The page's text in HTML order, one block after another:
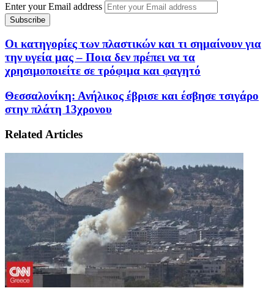
Enter your Email address
Οι κατηγορίες των πλαστικών και τι σημαίνουν για
την υγεία μας – Ποια δεν πρέπει να τα
χρησιμοποιείτε σε τρόφιμα και φαγητό
Θεσσαλονίκη: Ανήλικος έβρισε και έσβησε τσιγάρο
στην πλάτη 13χρονου
Related Articles